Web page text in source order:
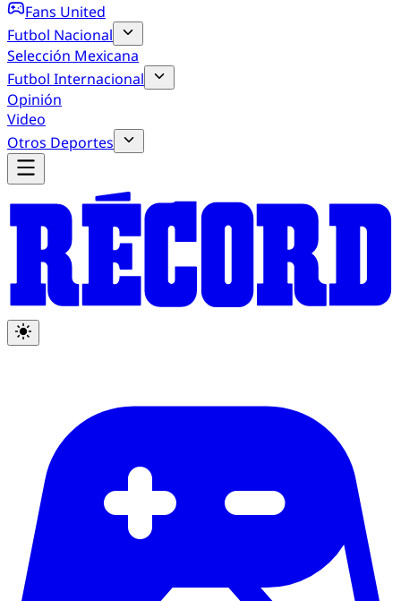
Fans United
Futbol Nacional
Selección Mexicana
Futbol Internacional
Opinión
Video
Otros Deportes